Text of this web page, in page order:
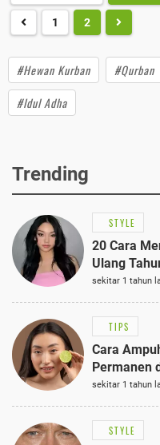
1 2
#Hewan Kurban #Qurban
#Idul Adha
Trending
STYLE
20 Cara
Ulang
Anggun
sekitar 1 tahun
TIPS
Cara
Permanen
sekitar 1 tahun
STYLE